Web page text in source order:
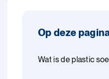
Op deze
Wat is de plastic